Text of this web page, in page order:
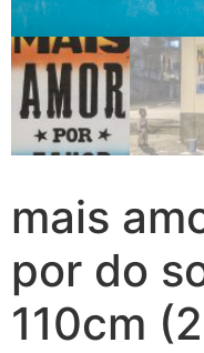
mais
por do
110cm